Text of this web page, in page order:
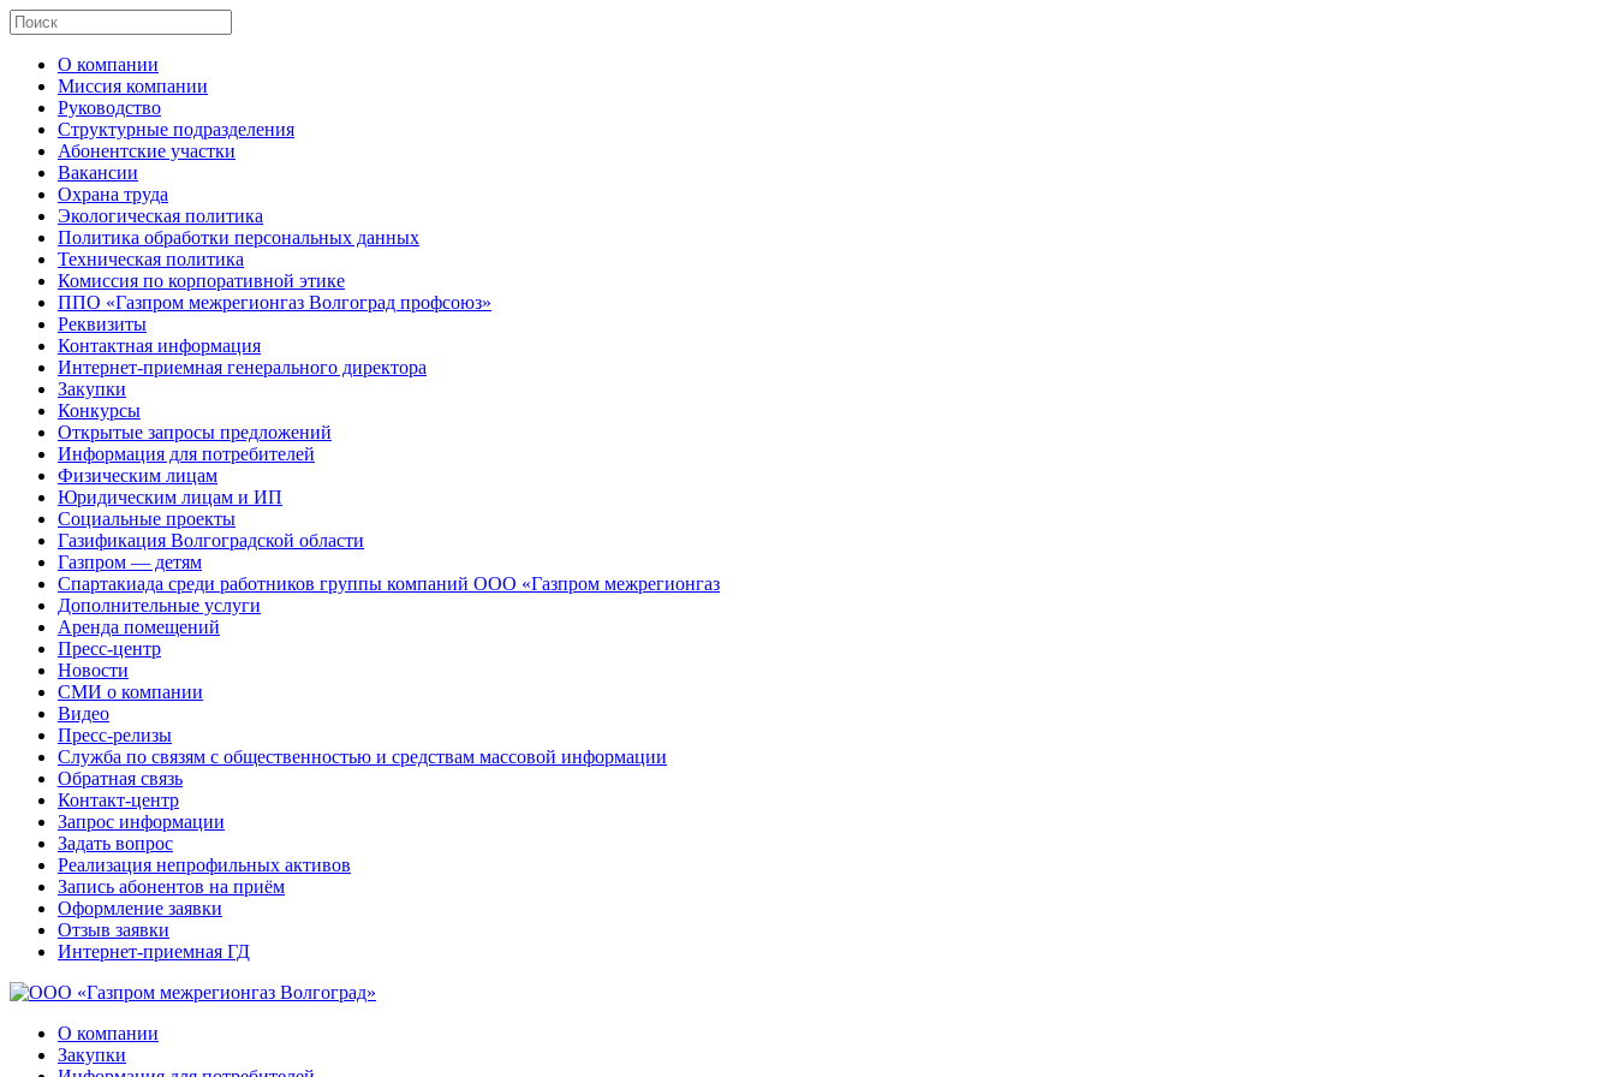
О компании
Миссия компании
Руководство
Структурные подразделения
Абонентские участки
Вакансии
Охрана труда
Экологическая политика
Политика обработки персональных данных
Техническая политика
Комиссия по корпоративной этике
ППО «Газпром межрегионгаз Волгоград профсоюз»
Реквизиты
Контактная информация
Интернет-приемная генерального директора
Закупки
Конкурсы
Открытые запросы предложений
Информация для потребителей
Физическим лицам
Юридическим лицам и ИП
Социальные проекты
Газификация Волгоградской области
Газпром — детям
Спартакиада среди работников группы компаний ООО «Газпром межрегионгаз
Дополнительные услуги
Аренда помещений
Пресс-центр
Новости
СМИ о компании
Видео
Пресс-релизы
Служба по связям с общественностью и средствам массовой информации
Обратная связь
Контакт-центр
Запрос информации
Задать вопрос
Реализация непрофильных активов
Запись абонентов на приём
Оформление заявки
Отзыв заявки
Интернет-приемная ГД
О компании
Закупки